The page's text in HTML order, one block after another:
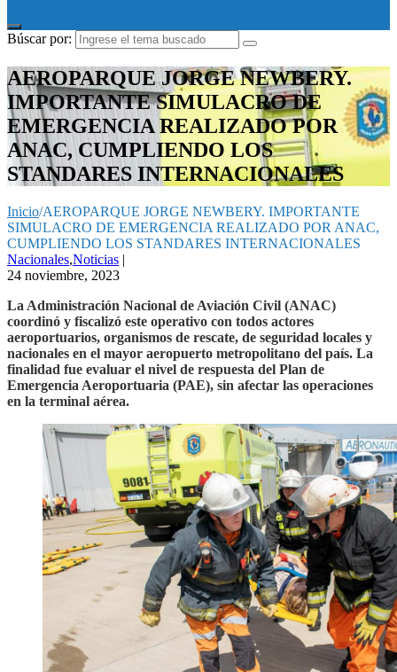
Búscar por:
AEROPARQUE JORGE NEWBERY.
IMPORTANTE SIMULACRO DE
EMERGENCIA REALIZADO POR
ANAC, CUMPLIENDO LOS
STANDARES INTERNACIONALES
Inicio/AEROPARQUE JORGE NEWBERY. IMPORTANTE
SIMULACRO DE EMERGENCIA REALIZADO POR ANAC,
CUMPLIENDO LOS STANDARES INTERNACIONALES
Nacionales,Noticias |
24 noviembre, 2023
La Administración Nacional de Aviación Civil (ANAC)
coordinó y fiscalizó este operativo con todos actores
aeroportuarios, organismos de rescate, de seguridad locales y
nacionales en el mayor aeropuerto metropolitano del país. La
finalidad fue evaluar el nivel de respuesta del Plan de
Emergencia Aeroportuaria (PAE), sin afectar las operaciones
en la terminal aérea.